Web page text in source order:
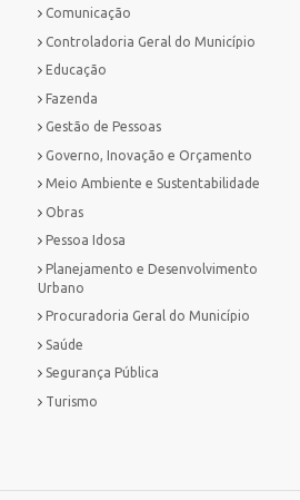
Comunicação
Controladoria Geral do Município
Educação
Fazenda
Gestão de Pessoas
Governo, Inovação e Orçamento
Meio Ambiente e Sustentabilidade
Obras
Pessoa Idosa
Planejamento e Desenvolvimento
Urbano
Procuradoria Geral do Município
Saúde
Segurança Pública
Turismo